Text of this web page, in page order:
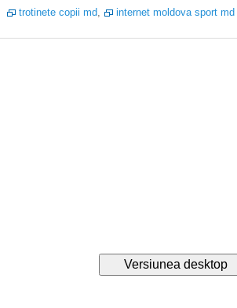
trotinete copii md, internet moldova sport md